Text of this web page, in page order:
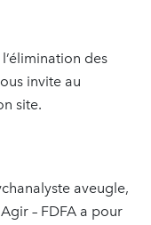
des
invite au
site.
aveugle,
– FDFA a pour